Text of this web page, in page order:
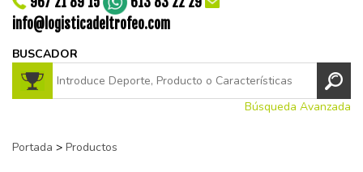
info@logisticadeltrofeo.com
BUSCADOR
Búsqueda Avanzada
Portada > Productos